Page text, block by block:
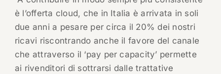
è l’offerta cloud, che in Italia è arrivata in soli
due anni a pesare per circa il 20% dei nostri
ricavi riscontrando anche il favore del canale
che attraverso il ‘pay per capacity’ permette
ai rivenditori di sottrarsi dalle trattative